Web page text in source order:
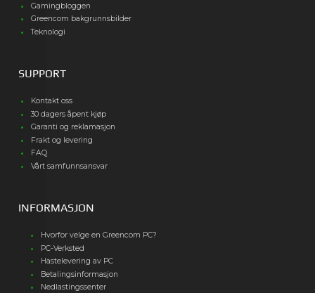
Gamingbloggen
Greencom bakgrunnsbilder
Teknologi
SUPPORT
Kontakt oss
30 dagers åpent kjøp
Garanti og reklamasjon
Frakt og levering
FAQ
Vårt samfunnsansvar
INFORMASJON
Hvorfor velge en Greencom PC?
PC-Verksted
Hastelevering av PC
Betalingsinformasjon
Nedlastingssenter